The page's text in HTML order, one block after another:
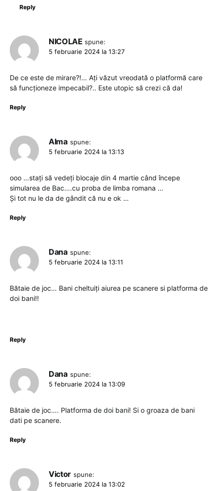
Reply
NICOLAE spune:
5 februarie 2024 la 13:27
De ce este de mirare?!… Ați văzut vreodată o platformă care
să funcționeze impecabil?.. Este utopic să crezi că da!
Reply
Alma spune:
5 februarie 2024 la 13:13
ooo …stați să vedeți blocaje din 4 martie când începe
simularea de Bac….cu proba de limba romana …
Și tot nu le da de gândit că nu e ok …
Reply
Dana spune:
5 februarie 2024 la 13:11
Bătaie de joc… Bani cheltuiți aiurea pe scanere si platforma de
doi bani!!
Reply
Dana spune:
5 februarie 2024 la 13:09
Bătaie de joc…. Platforma de doi bani! Si o groaza de bani
dati pe scanere.
Reply
Victor spune:
5 februarie 2024 la 13:02